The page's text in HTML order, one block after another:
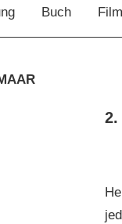
Buch Film
2.